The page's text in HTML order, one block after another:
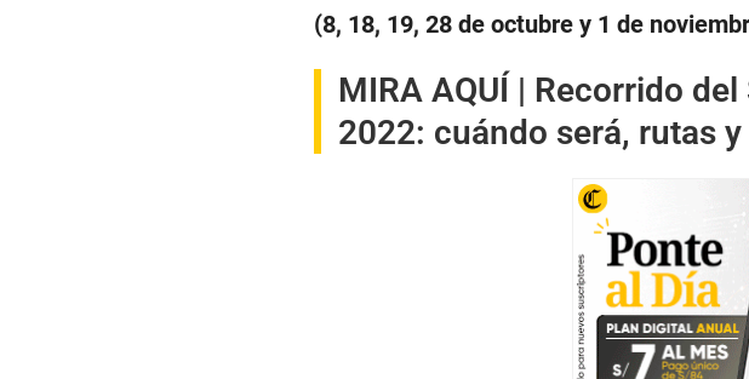
(8, 18, 19, 28 de octubre y 1 de
MIRA AQUÍ | Recorrido
2022: cuándo será, rutas